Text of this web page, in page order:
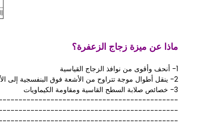
ماذا عن ميزة زجاج الزعفرة؟
1- أنحف وأقوى من نوافذ الزجاج القياسية
2- ينقل أطوال موجة تتراوح من الأشعة فوق البنفسجية إلى الأشعة تحت الحمراء
3- خصائص صلابة السطح القاسية ومقاومة الكيماويات